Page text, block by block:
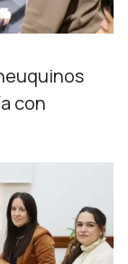
con